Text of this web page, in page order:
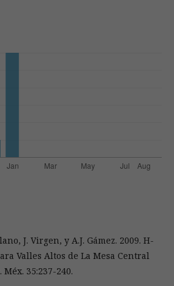
J. Virgen, y A.J. Gámez. 2009. H-
Valles Altos de La Mesa Central
35:237-240.